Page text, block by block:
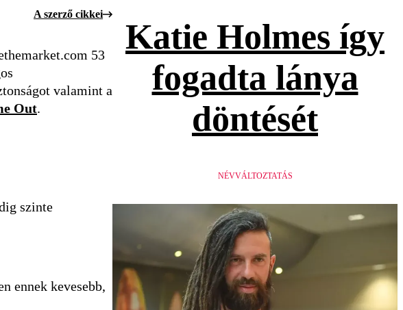
A szerző cikkei
53
valamint a
Out.
szinte
ennek kevesebb,
Katie Holmes így
fogadta lánya
döntését
NÉVVÁLTOZTATÁS